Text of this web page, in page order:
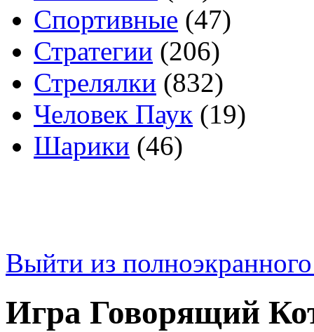
Спортивные (47)
Стратегии (206)
Стрелялки (832)
Человек Паук (19)
Шарики (46)
Выйти из
Игра Говорящий